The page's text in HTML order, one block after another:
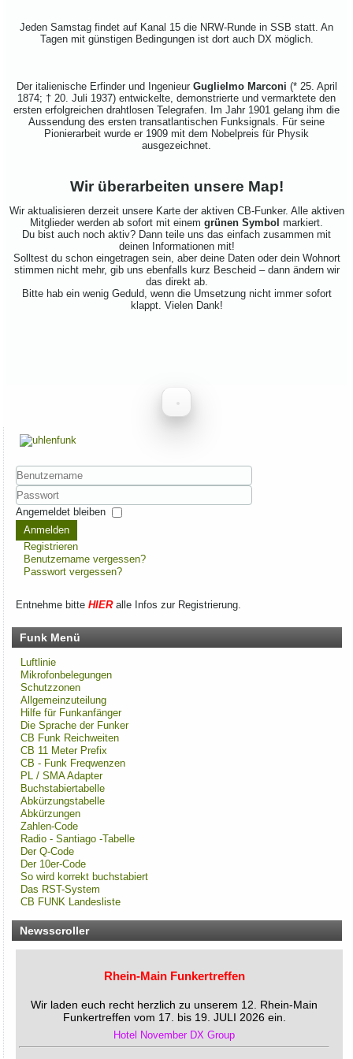
Jeden Samstag findet auf Kanal 15 die NRW-Runde in SSB statt. An
Tagen mit günstigen Bedingungen ist dort auch DX möglich.
Der italienische Erfinder und Ingenieur Guglielmo Marconi (* 25. April
1874; † 20. Juli 1937) entwickelte, demonstrierte und vermarktete den
ersten erfolgreichen drahtlosen Telegrafen. Im Jahr 1901 gelang ihm die
Aussendung des ersten transatlantischen Funksignals. Für seine
Pionierarbeit wurde er 1909 mit dem Nobelpreis für Physik
ausgezeichnet.
Wir überarbeiten unsere Map!
Wir aktualisieren derzeit unsere Karte der aktiven CB-Funker. Alle aktiven
Mitglieder werden ab sofort mit einem grünen Symbol markiert.
Du bist auch noch aktiv? Dann teile uns das einfach zusammen mit
deinen Informationen mit!
Solltest du schon eingetragen sein, aber deine Daten oder dein Wohnort
stimmen nicht mehr, gib uns ebenfalls kurz Bescheid – dann ändern wir
das direkt ab.
Bitte hab ein wenig Geduld, wenn die Umsetzung nicht immer sofort
klappt. Vielen Dank!
Benutzername
Passwort
Angemeldet bleiben
Anmelden
Registrieren
Benutzername vergessen?
Passwort vergessen?
Entnehme bitte HIERalle Infos zur Registrierung.
Funk Menü
Luftlinie
Mikrofonbelegungen
Schutzzonen
Allgemeinzuteilung
Hilfe für Funkanfänger
Die Sprache der Funker
CB Funk Reichweiten
CB 11 Meter Prefix
CB - Funk Freqwenzen
PL / SMA Adapter
Buchstabiertabelle
Abkürzungstabelle
Abkürzungen
Zahlen-Code
Radio - Santiago -Tabelle
Der Q-Code
Der 10er-Code
So wird korrekt buchstabiert
Das RST-System
CB FUNK Landesliste
Newsscroller
Rhein-Main Funkertreffen
Wir laden euch recht herzlich zu unserem 12. Rhein-Main
Funkertreffen vom 17. bis 19. JULI 2026 ein.
Hotel November DX Group